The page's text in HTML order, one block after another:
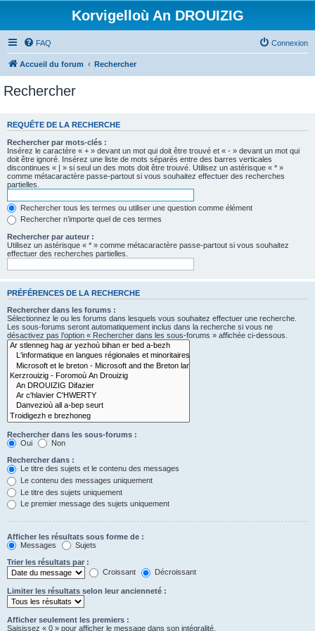
Korvigelloù An DROUIZIG
FAQ Connexion
Accueil du forum Rechercher
Rechercher
REQUÊTE DE LA RECHERCHE
Rechercher par mots-clés :
Insérez le caractère « + » devant un mot qui doit être trouvé et « - » devant un mot qui
doit être ignoré. Insérez une liste de mots séparés entre des barres verticales
discontinues « | » si seul un des mots doit être trouvé. Utilisez un astérisque « * »
comme métacaractère passe-partout si vous souhaitez effectuer des recherches
partielles.
Rechercher tous les termes ou utiliser une question comme élément
Rechercher n’importe quel de ces termes
Rechercher par auteur :
Utilisez un astérisque « * » comme métacaractère passe-partout si vous souhaitez
effectuer des recherches partielles.
PRÉFÉRENCES DE LA RECHERCHE
Rechercher dans les forums :
Sélectionnez le ou les forums dans lesquels vous souhaitez effectuer une recherche.
Les sous-forums seront automatiquement inclus dans la recherche si vous ne
désactivez pas l’option « Rechercher dans les sous-forums » affichée ci-dessous.
Rechercher dans les sous-forums :
Oui
Non
Rechercher dans :
Le titre des sujets et le contenu des messages
Le contenu des messages uniquement
Le titre des sujets uniquement
Le premier message des sujets uniquement
Afficher les résultats sous forme de :
Messages
Sujets
Trier les résultats par :
Croissant
Décroissant
Limiter les résultats selon leur ancienneté :
Afficher seulement les premiers :
Saisissez « 0 » pour afficher le message dans son intégralité.